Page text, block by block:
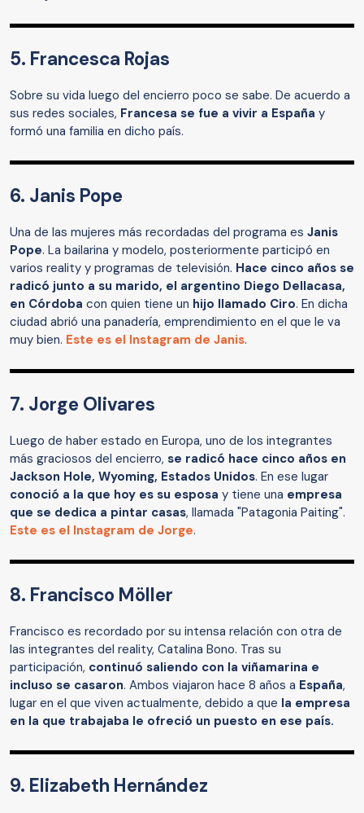
5. Francesca Rojas
Sobre su vida luego del encierro poco se sabe. De acuerdo a
sus redes sociales, Francesa se fue a vivir a España y
formó una familia en dicho país.
6. Janis Pope
Una de las mujeres más recordadas del programa es Janis
Pope. La bailarina y modelo, posteriormente participó en
varios reality y programas de televisión. Hace cinco años se
radicó junto a su marido, el argentino Diego Dellacasa,
en Córdoba con quien tiene un hijo llamado Ciro. En dicha
ciudad abrió una panadería, emprendimiento en el que le va
muy bien. Este es el Instagram de Janis.
7. Jorge Olivares
Luego de haber estado en Europa, uno de los integrantes
más graciosos del encierro, se radicó hace cinco años en
Jackson Hole, Wyoming, Estados Unidos. En ese lugar
conoció a la que hoy es su esposa y tiene una empresa
que se dedica a pintar casas, llamada "Patagonia Paiting".
Este es el Instagram de Jorge.
8. Francisco Möller
Francisco es recordado por su intensa relación con otra de
las integrantes del reality, Catalina Bono. Tras su
participación, continuó saliendo con la viñamarina e
incluso se casaron. Ambos viajaron hace 8 años a España,
lugar en el que viven actualmente, debido a que la empresa
en la que trabajaba le ofreció un puesto en ese país.
9. Elizabeth Hernández